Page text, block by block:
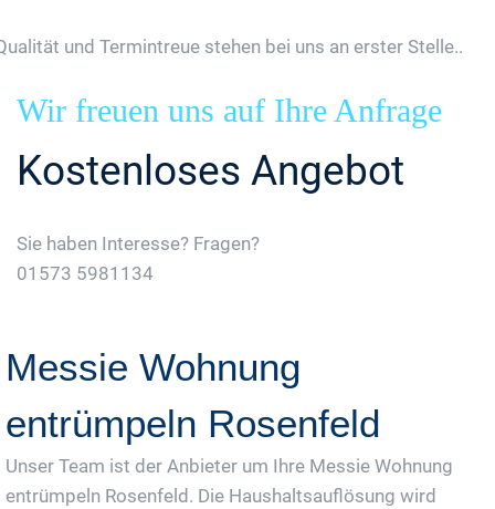
und Termintreue stehen bei uns an erster Stelle..
Wir freuen uns auf Ihre Anfrage
Kostenloses Angebot
Sie haben Interesse? Fragen?
01573 5981134
Messie Wohnung
entrümpeln Rosenfeld
Unser Team ist der Anbieter um Ihre Messie Wohnung
entrümpeln Rosenfeld. Die Haushaltsauflösung wird